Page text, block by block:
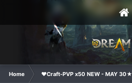
Home ❤Craft-PVP x50 NEW - MAY 30★